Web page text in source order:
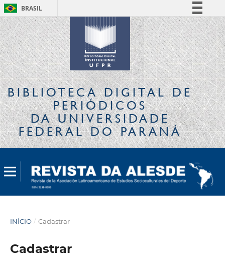
BRASIL
Simplifique!
Comunica BR
Participe
Acesso à informação
Legislação
Canais
BIBLIOTECA DIGITALDE
PERIÓDICOS
DA UNIVERSIDADE
FEDERAL DO PARANÁ
INÍCIO / Cadastrar
Cadastrar